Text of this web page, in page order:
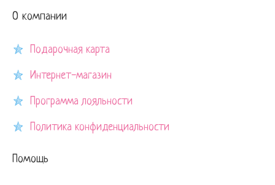
О компании
Подарочная карта
Интернет-магазин
Программа лояльности
Политика конфиденциальности
Помощь